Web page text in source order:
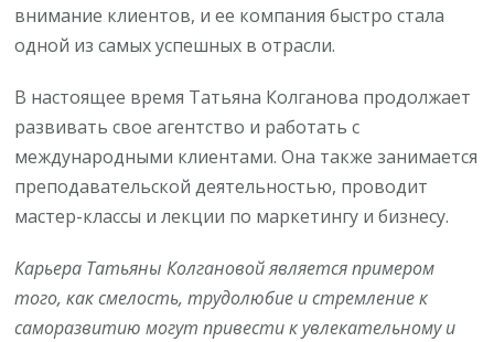
внимание клиентов, и ее компания быстро стала
одной из самых успешных в отрасли.
В настоящее время Татьяна Колганова продолжает
развивать свое агентство и работать с
международными клиентами. Она также занимается
преподавательской деятельностью, проводит
мастер-классы и лекции по маркетингу и бизнесу.
Карьера Татьяны Колгановой является примером
того, как смелость, трудолюбие и стремление к
саморазвитию могут привести к увлекательному и